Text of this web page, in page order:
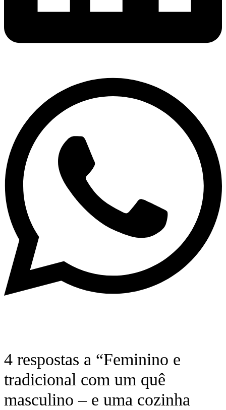
4 respostas a “Feminino e
tradicional com um quê
masculino – e uma cozinha